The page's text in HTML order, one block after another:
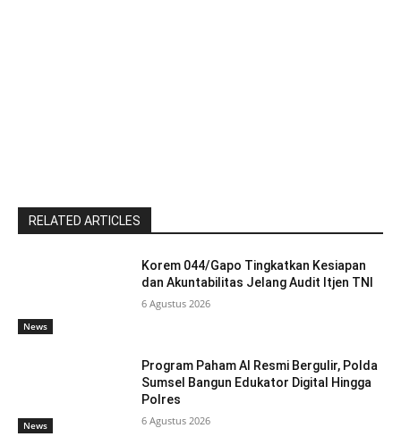
RELATED ARTICLES
News
Korem 044/Gapo Tingkatkan Kesiapan
dan Akuntabilitas Jelang Audit Itjen TNI
6 Agustus 2026
News
Program Paham AI Resmi Bergulir, Polda
Sumsel Bangun Edukator Digital Hingga
Polres
6 Agustus 2026